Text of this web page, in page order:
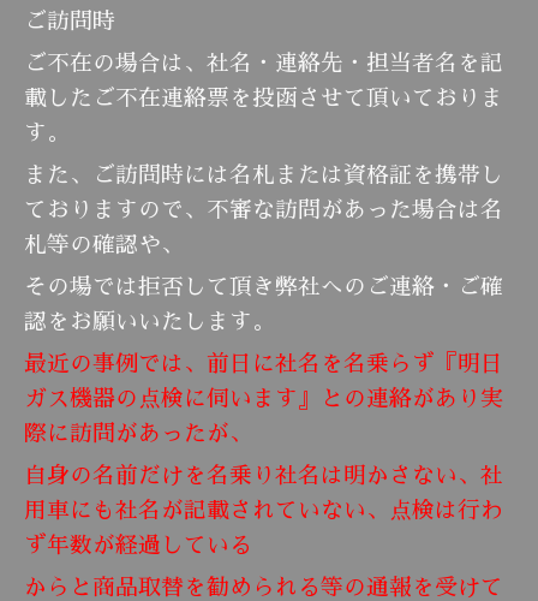
ご訪問時
ご不在の場合は、社名・連絡先・担当者名を記
載したご不在連絡票を投函させて頂いておりま
す。
また、ご訪問時には名札または資格証を携帯し
ておりますので、不審な訪問があった場合は名
札等の確認や、
その場では拒否して頂き弊社へのご連絡・ご確
認をお願いいたします。
最近の事例では、前日に社名を名乗らず『明日
ガス機器の点検に伺います』との連絡があり実
際に訪問があったが、
自身の名前だけを名乗り社名は明かさない、社
用車にも社名が記載されていない、点検は行わ
ず年数が経過している
からと商品取替を勧められる等の通報を受けて